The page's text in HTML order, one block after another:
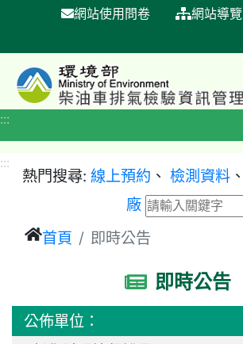
主
要
內
塊
網站使用問卷 網站導覽
:::
熱門搜尋: 線上預約 、 檢測資料 、
廠
:::
首頁 即時公告
即時公告
公佈單位：